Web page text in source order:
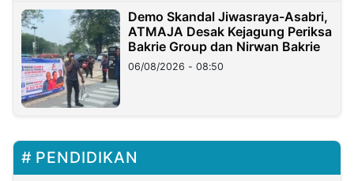
Demo Skandal Jiwasraya-Asabri,
ATMAJA Desak Kejagung Periksa
Bakrie Group dan Nirwan Bakrie
06/08/2026 - 08:50
PENDIDIKAN